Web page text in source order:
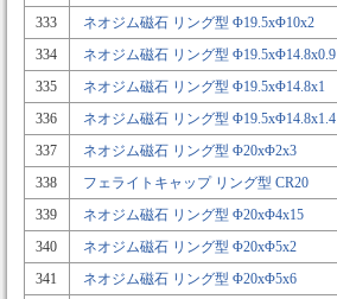
333
ネオジム磁石 リング型 Φ19.5xΦ10x2
334
ネオジム磁石 リング型 Φ19.5xΦ14.8x0.9
335
ネオジム磁石 リング型 Φ19.5xΦ14.8x1
336
ネオジム磁石 リング型 Φ19.5xΦ14.8x1.4
337
ネオジム磁石 リング型 Φ20xΦ2x3
338
フェライトキャップ リング型 CR20
339
ネオジム磁石 リング型 Φ20xΦ4x15
340
ネオジム磁石 リング型 Φ20xΦ5x2
341
ネオジム磁石 リング型 Φ20xΦ5x6